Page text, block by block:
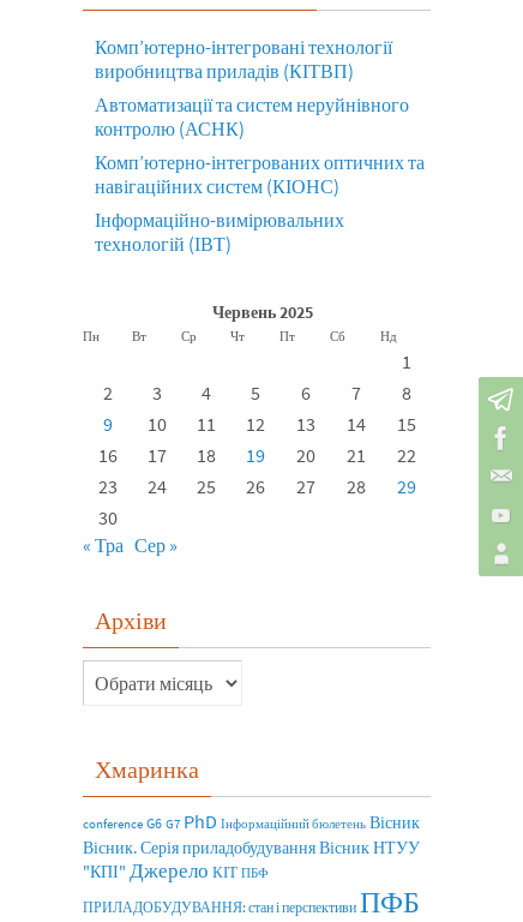
Комп’ютерно-інтегровані технології
виробництва приладів (КІТВП)
Автоматизації та систем неруйнівного
контролю (АСНК)
Комп’ютерно-інтегрованих оптичних та
навігаційних систем (КІОНС)
Інформаційно-вимірювальних
технологій (ІВТ)
Червень 2025
Пн Вт Ср Чт Пт Сб Нд
1
2
3 4 5 6 7
8
9
10 11 12 13 14
15
16
17 18 19 20 21
22
23
24 25 26 27 28
29
30
« Тра Сер »
Архіви
Хмаринка
conference G6 G7 PhD Інформаційний бюлетень Вісник
Вісник. Серія приладобудуванняВісник НТУУ
"КПІ" Джерело КІТ ПБФ
ПРИЛАДОБУДУВАННЯ: стан і перспективи ПФБ